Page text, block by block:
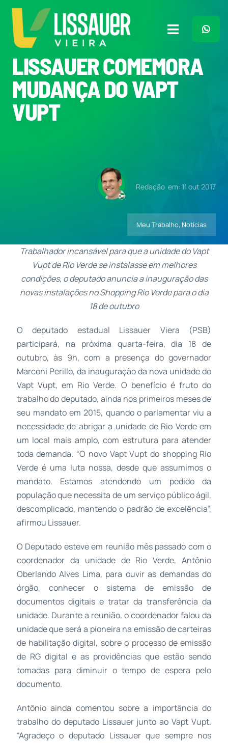
para
conteúdo
Toggle
Home
Plano de Governo
Contatos
LISSAUER COMEMORA
MUDANÇA DO VAPT
VUPT
Redação em: 11 out 2017
Meu Trabalho, Notícias
Trabalhador incansável para que a unidade do Vapt
Vupt de Rio Verde se instalasse em melhores
condições, o deputado anuncia a inauguração das
novas instalações no Shopping Rio Verde para o dia
18 de outubro
O deputado estadual Lissauer Viera (PSB)
participará, na próxima quarta-feira, dia 18 de
outubro, às 9h, com a presença do governador
Marconi Perillo, da inauguração da nova unidade do
Vapt Vupt, em Rio Verde. O benefício é fruto do
trabalho do deputado, ainda nos primeiros meses de
seu mandato em 2015, quando o parlamentar viu a
necessidade de abrigar a unidade de Rio Verde em
um local mais amplo, com estrutura para atender
toda demanda. “O novo Vapt Vupt do shopping Rio
Verde é uma luta nossa, desde que assumimos o
mandato. Estamos atendendo um pedido da
população que necessita de um serviço público ágil,
descomplicado, mantendo o padrão de excelência”,
afirmou Lissauer.
O Deputado esteve em reunião mês passado com o
coordenador da unidade de Rio Verde, Antônio
Oberlando Alves Lima, para ouvir as demandas do
órgão, conhecer o sistema de emissão de
documentos digitais e tratar da transferência da
unidade. Durante a reunião, o coordenador falou da
unidade que será a pioneira na emissão de carteiras
de habilitação digital, sobre o processo de emissão
de RG digital e as providências que estão sendo
tomadas para diminuir o tempo de espera pelo
documento.
Antônio ainda comentou sobre a importância do
trabalho do deputado Lissauer junto ao Vapt Vupt.
“Agradeço o deputado Lissauer que sempre nos